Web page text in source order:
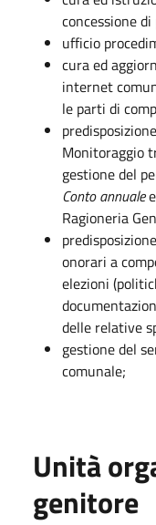
concessione
ufficio
cura ed
internet
le parti di
Monitoraggio
gestione del
Conto annuale
Ragioneria
onorari a
elezioni
delle relative
gestione del
comunale;
Unità
genitore